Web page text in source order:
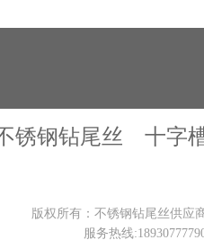
锈钢钻尾丝 十字
版权所有：不锈钢钻尾丝供应
服务热线: